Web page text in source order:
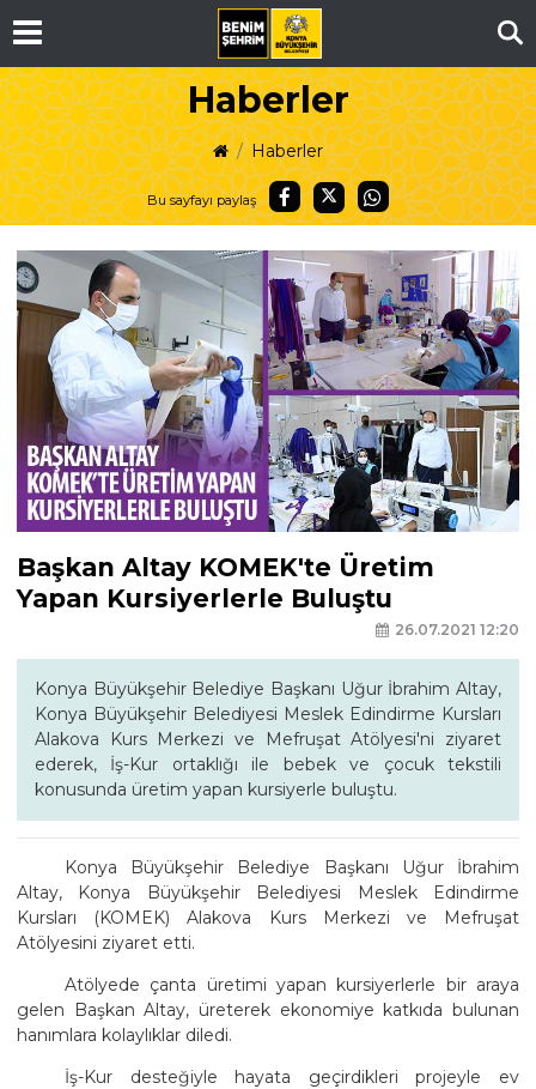
Haberler
Haberler
Bu sayfayı paylaş
Başkan Altay KOMEK'te Üretim
Yapan Kursiyerlerle Buluştu
26.07.2021 12:20
Konya Büyükşehir Belediye Başkanı Uğur İbrahim Altay,
Konya Büyükşehir Belediyesi Meslek Edindirme Kursları
Alakova Kurs Merkezi ve Mefruşat Atölyesi'ni ziyaret
ederek, İş-Kur ortaklığı ile bebek ve çocuk tekstili
konusunda üretim yapan kursiyerle buluştu.
Konya Büyükşehir Belediye Başkanı Uğur İbrahim
Altay, Konya Büyükşehir Belediyesi Meslek Edindirme
Kursları (KOMEK) Alakova Kurs Merkezi ve Mefruşat
Atölyesini ziyaret etti.
Atölyede çanta üretimi yapan kursiyerlerle bir araya
gelen Başkan Altay, üreterek ekonomiye katkıda bulunan
hanımlara kolaylıklar diledi.
İş-Kur desteğiyle hayata geçirdikleri projeyle ev